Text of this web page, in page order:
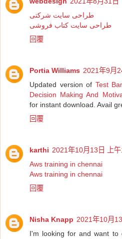
طراحی سایت شرکتی
طراحی سایت کتاب فروشی
回覆
Portia Williams 2021年9月
Updated version of Test
Decision Making And
for instant download. Avail
回覆
karthi 2021年10月13日 上
Aws training in chennai
Aws training in chennai
回覆
Nisha Knapp 2021年10月
I'm looking for and want to